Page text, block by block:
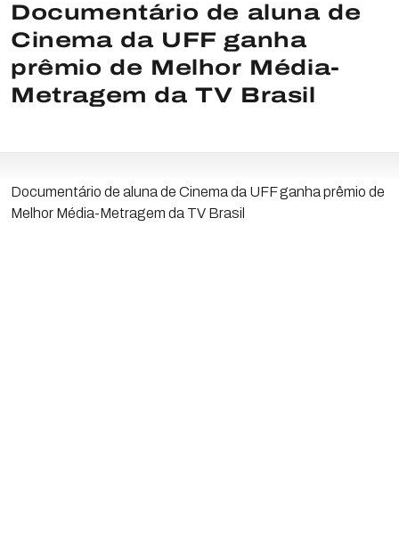
Documentário de aluna de
Cinema da UFF ganha
prêmio de Melhor Média-
Metragem da TV Brasil
Documentário de aluna de Cinema da UFF ganha prêmio de
Melhor Média-Metragem da TV Brasil